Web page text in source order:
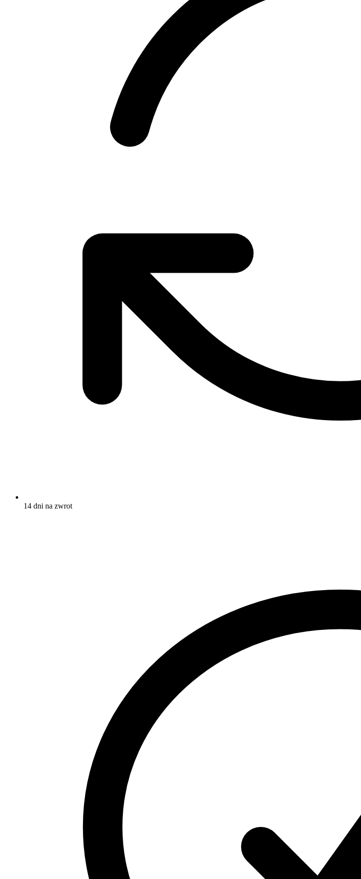
14 dni na zwrot